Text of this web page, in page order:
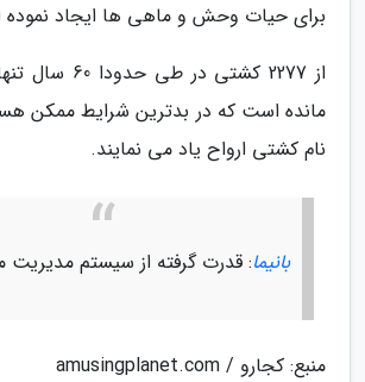
برای حیات وحش و ماهی ها ایجاد
مانده است که در بدترین شرایط ممکن
نام کشتی ارواح یاد می نمایند.
بانیما: قدرت گرفته از سیستم مدیریت
منبع: کجارو / amusingplanet.com